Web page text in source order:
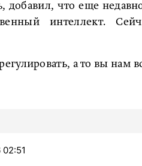
добавил, что еще
интеллект.
а то вы нам